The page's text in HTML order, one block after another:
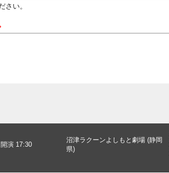
さい。
演 17:30
沼津ラクーンよしもと劇場 (静岡
県)